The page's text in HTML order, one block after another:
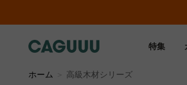
特集
ホーム
高級木材シリーズ